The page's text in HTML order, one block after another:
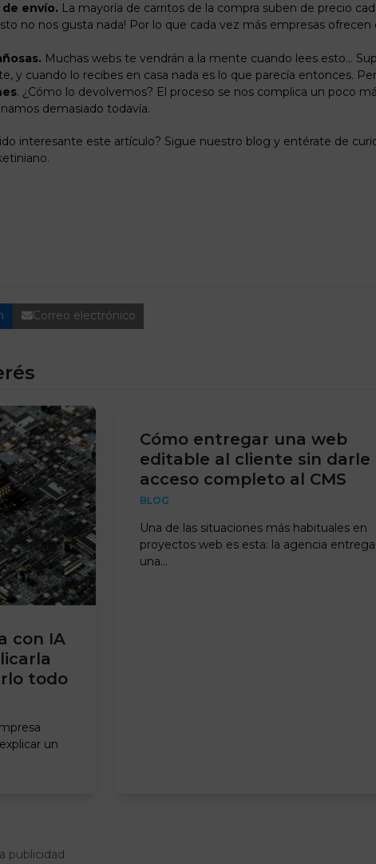
de envío. La mayoría de carritos de la compra suben de precio
no nos gusta nada! Por lo que cada vez más empresas
Muchas webs te vendrán a la mente cuando lees esto…
y cuando lo recibes en casa nada es lo que parecía entonces.
. ¿Cómo lo devolvemos? El proceso se nos complica un poco
demasiado todavía.
interesante este artículo? Sigue nuestro blog y entérate de
.
Correo electrónico
con IA
todo
un
Cómo entregar una web
editable al cliente sin darle
acceso completo al CMS
BLOG
Una de las situaciones más habituales en
proyectos web es esta: la agencia entrega
una…
publicidad